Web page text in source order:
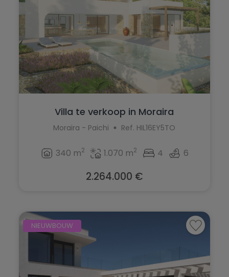
Villa te verkoop in Moraira
Moraira - Paichi Ref. HIL16EY5TO
340 m2 1.070 m2 4 6
2.264.000 €
NIEUWBOUW